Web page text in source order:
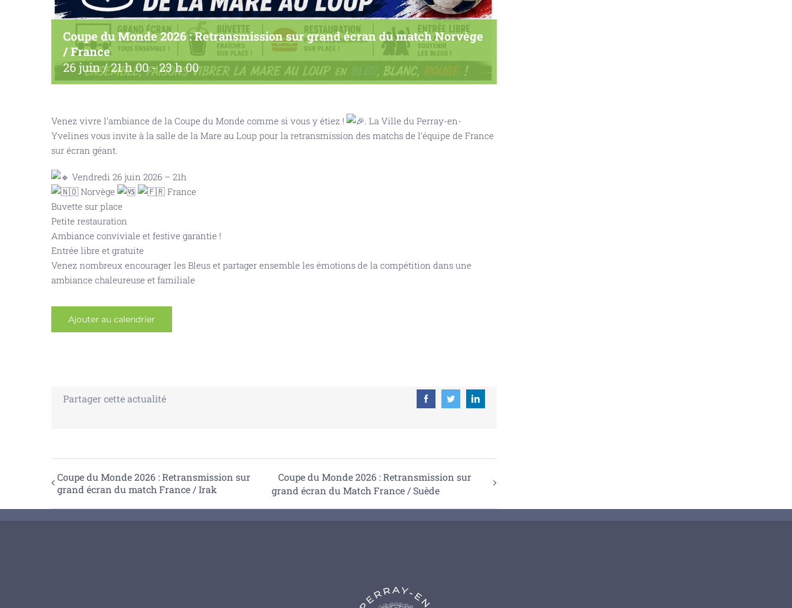
Coupe du Monde 2026 : Retransmission sur grand écran du match Norvège
/ France
26 juin / 21 h 00-23 h 00
Venez vivre l’ambiance de la Coupe du Monde comme si vous y étiez !
. La Ville du Perray-en-
Yvelines vous invite à la salle de la Mare au Loup pour la retransmission des matchs de l’équipe de France
sur écran géant.
Vendredi 26 juin 2026 – 21h
Norvège
France
Buvette sur place
Petite restauration
Ambiance conviviale et festive garantie !
Entrée libre et gratuite
Venez nombreux encourager les Bleus et partager ensemble les émotions de la compétition dans une
ambiance chaleureuse et familiale
Ajouter au calendrier
Partager cette actualité FacebookTwitterLinkedIn
Coupe du Monde 2026 : Retransmission sur
grand écran du match France / Irak
Coupe du Monde 2026 : Retransmission sur
grand écran du Match France / Suède